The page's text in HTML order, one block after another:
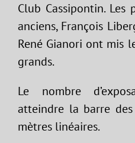
Club Cassipontin. Les
anciens, François
René Gianori ont mis
grands.
Le nombre
atteindre la barre
mètres linéaires.